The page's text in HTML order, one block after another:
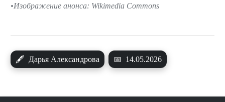
🖋 Дарья Александрова 📅 14.05.2026
Изображение анонса: Wikimedia Commons